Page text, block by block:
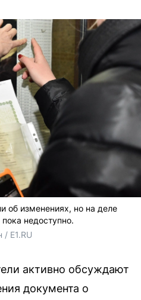
изменениях, но на деле
недоступно.
E1.RU
активно обсуждают
документа о